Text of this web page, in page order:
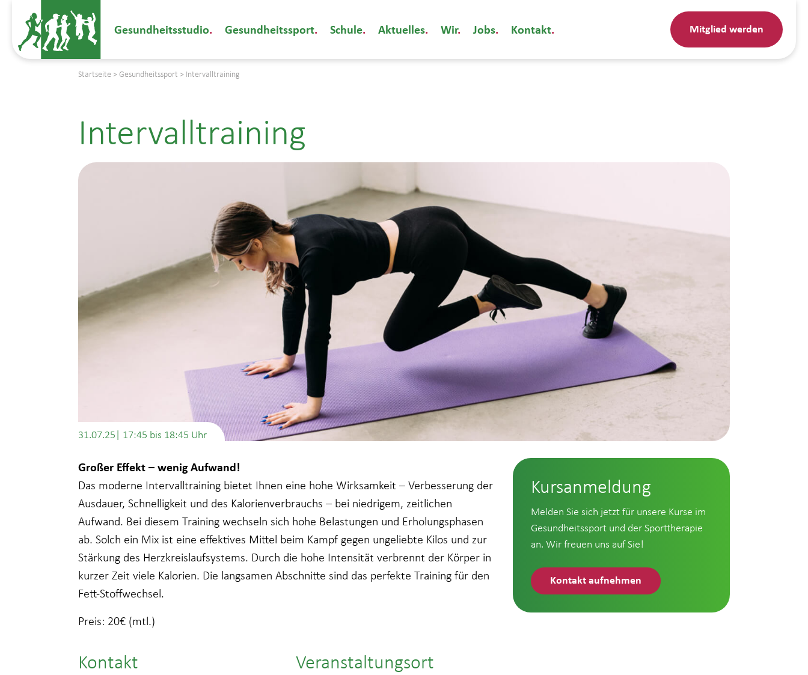
Gesundheitsstudio Gesundheitssport Schule Aktuelles Wir Jobs Kontakt Mitglied werden
Startseite > Gesundheitssport > Intervalltraining
Intervalltraining
31.07.25| 17:45 bis 18:45
Großer Effekt – wenig Aufwand!
Das moderne Intervalltraining bietet Ihnen eine hohe Wirksamkeit – Verbesserung der
Ausdauer, Schnelligkeit und des Kalorienverbrauchs – bei niedrigem, zeitlichen
Aufwand. Bei diesem Training wechseln sich hohe Belastungen und Erholungsphasen
ab. Solch ein Mix ist eine effektives Mittel beim Kampf gegen ungeliebte Kilos und zur
Stärkung des Herzkreislaufsystems. Durch die hohe Intensität verbrennt der Körper in
kurzer Zeit viele Kalorien. Die langsamen Abschnitte sind das perfekte Training für den
Fett-Stoffwechsel.
Preis: 20€ (mtl.)
Kursanmeldung
Melden Sie sich jetzt für unsere Kurse im
Gesundheitssport und der Sporttherapie
an. Wir freuen uns auf Sie!
Kontakt aufnehmen
Kontakt Veranstaltungsort